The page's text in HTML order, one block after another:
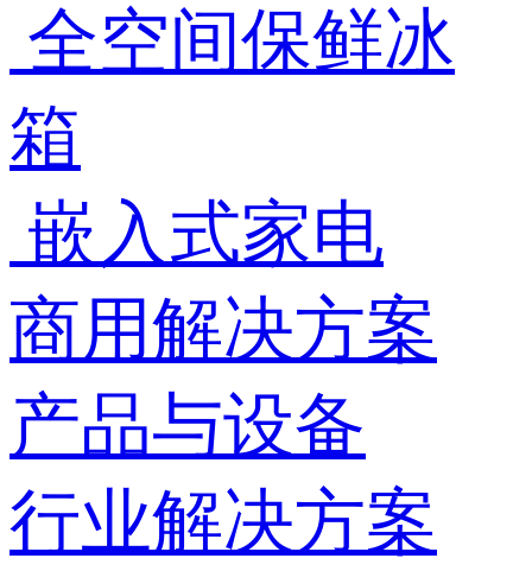
全空间保鲜冰
箱
嵌入式家电
商用解决方案
产品与设备
行业解决方案